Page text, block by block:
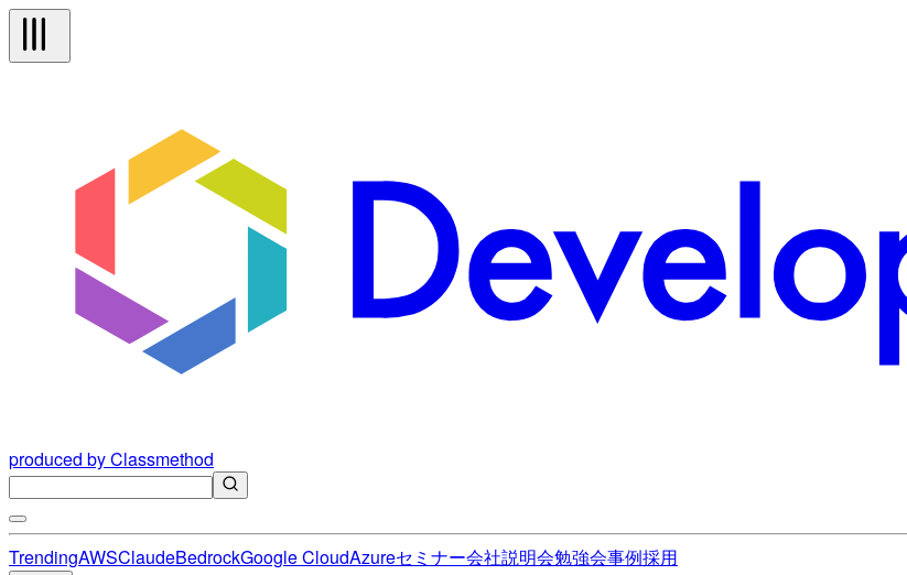
produced by Classmethod
TrendingAWSClaudeBedrockGoogle CloudAzureセミナー会社説明会勉強会事例採用